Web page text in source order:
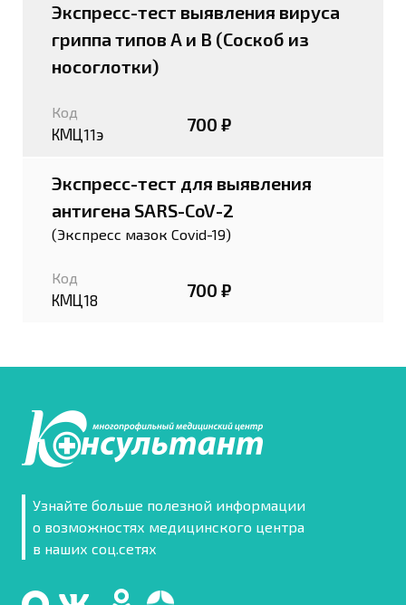
Экспресс-тест выявления вируса
гриппа типов A и B (Соскоб из
носоглотки)
Код
КМЦ11э 700 ₽
Экспресс-тест для выявления
антигена SARS-CoV-2
(Экспресс мазок Covid-19)
Код
КМЦ18 700 ₽
Узнайте больше полезной информации
о возможностях медицинского центра
в наших соц.сетях